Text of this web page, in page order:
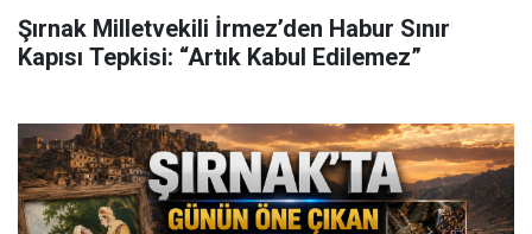
Şırnak Milletvekili İrmez’den Habur Sınır
Kapısı Tepkisi: “Artık Kabul Edilemez”